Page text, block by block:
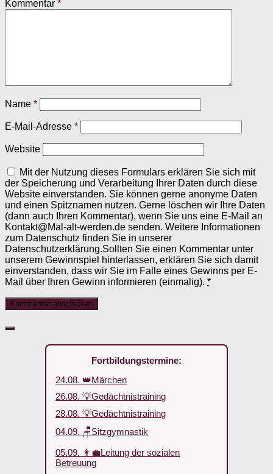
Kommentar *
Name *
E-Mail-Adresse *
Website
Mit der Nutzung dieses Formulars erklären Sie sich mit
der Speicherung und Verarbeitung Ihrer Daten durch diese
Website einverstanden. Sie können gerne anonyme Daten
und einen Spitznamen nutzen. Gerne löschen wir Ihre Daten
(dann auch Ihren Kommentar), wenn Sie uns eine E-Mail an
Kontakt@Mal-alt-werden.de senden. Weitere Informationen
zum Datenschutz finden Sie in unserer
Datenschutzerklärung.Sollten Sie einen Kommentar unter
unserem Gewinnspiel hinterlassen, erklären Sie sich damit
einverstanden, dass wir Sie im Falle eines Gewinns per E-
Mail über Ihren Gewinn informieren (einmalig). *
Fortbildungstermine:
24.08. 👑Märchen
26.08. 💡Gedächtnistraining
28.08. 💡Gedächtnistraining
04.09. 🪑Sitzgymnastik
05.09. 👩‍💼Leitung der sozialen
Betreuung